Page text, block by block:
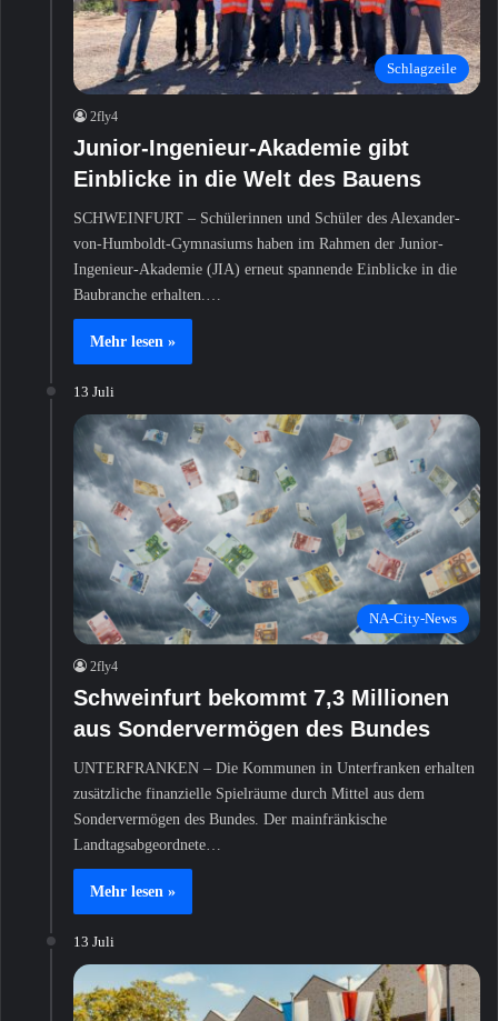
Schlagzeile
2fly4
Junior-Ingenieur-Akademie gibt
Einblicke in die Welt des Bauens
SCHWEINFURT – Schülerinnen und Schüler des Alexander-
von-Humboldt-Gymnasiums haben im Rahmen der Junior-
Ingenieur-Akademie (JIA) erneut spannende Einblicke in die
Baubranche erhalten.…
Mehr lesen »
13 Juli
NA-City-News
2fly4
Schweinfurt bekommt 7,3 Millionen
aus Sondervermögen des Bundes
UNTERFRANKEN – Die Kommunen in Unterfranken erhalten
zusätzliche finanzielle Spielräume durch Mittel aus dem
Sondervermögen des Bundes. Der mainfränkische
Landtagsabgeordnete…
Mehr lesen »
13 Juli